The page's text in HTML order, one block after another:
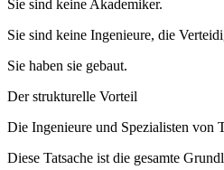
Sie sind keine Akademiker.
Sie sind keine Ingenieure, die
Sie haben sie gebaut.
Der strukturelle Vorteil
Die Ingenieure und Spezialisten von
Diese Tatsache ist die gesamte